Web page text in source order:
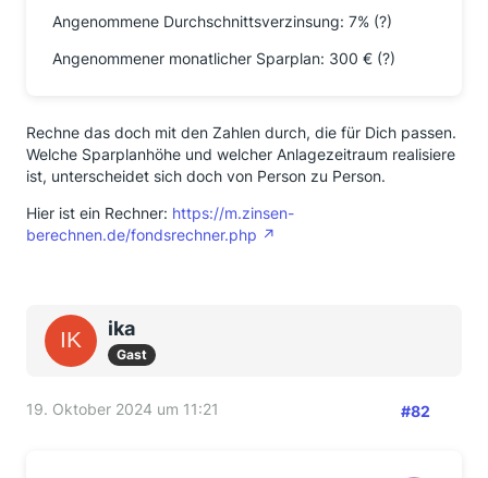
Angenommene Durchschnittsverzinsung: 7% (?)
Angenommener monatlicher Sparplan: 300 € (?)
Rechne das doch mit den Zahlen durch, die für Dich passen.
Welche Sparplanhöhe und welcher Anlagezeitraum realisiere
ist, unterscheidet sich doch von Person zu Person.
Hier ist ein Rechner: https://m.zinsen-
berechnen.de/fondsrechner.php
ika
Gast
19. Oktober 2024 um 11:21 #82